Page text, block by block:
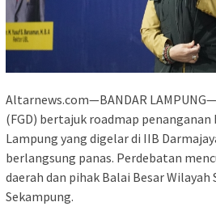
Altarnews.com—BANDAR
(FGD) bertajuk roadmap
Lampung yang digelar di IIB
berlangsung panas. Perdebatan
daerah dan pihak Balai Besar Wilayah
Sekampung.